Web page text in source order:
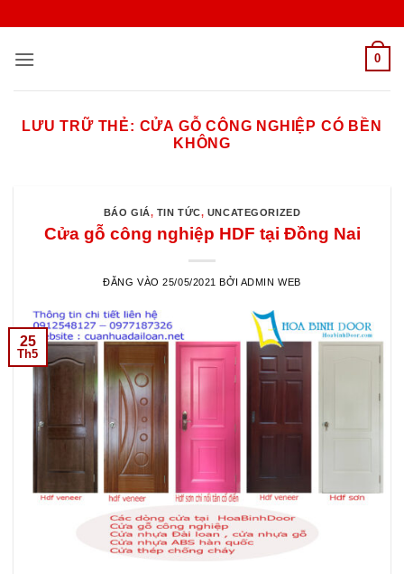
nội
0
LƯU TRỮ THẺ: CỬA GỖ CÔNG NGHIỆP CÓ BỀN
KHÔNG
BÁO GIÁ, TIN TỨC, UNCATEGORIZED
Cửa gỗ công nghiệp HDF tại Đồng Nai
ĐĂNG VÀO25/05/2021 BỞI ADMIN WEB
25
Th5